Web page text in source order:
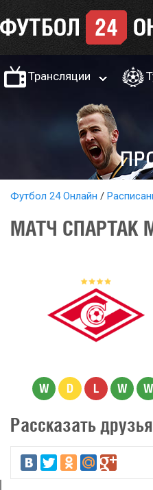
Трансляции
Футбол 24 Онлайн
МАТЧ СПАРТАК
W D L W W
Рассказать